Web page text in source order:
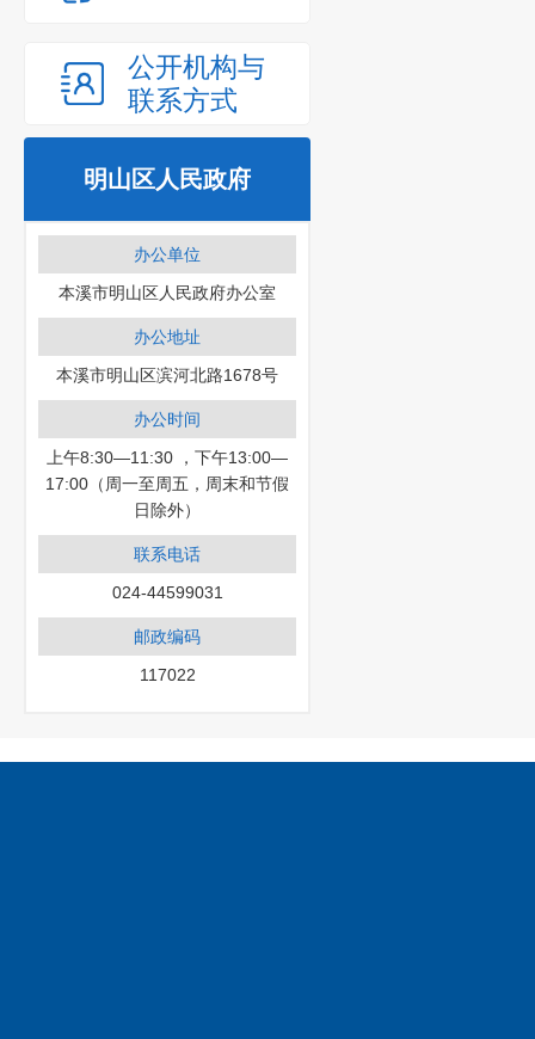
公开机构与
联系方式
明山区人民政府
办公单位
本溪市明山区人民政府办公室
办公地址
本溪市明山区滨河北路1678号
办公时间
上午8:30—11:30 ，下午13:00—
17:00（周一至周五，周末和节假
日除外）
联系电话
024-44599031
邮政编码
117022